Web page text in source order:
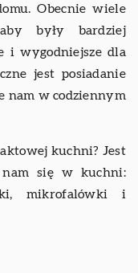
Obecnie wiele
były bardziej
i wygodniejsze dla
jest posiadanie
nam w codziennym
kuchni? Jest
nam się w kuchni:
mikrofalówki i